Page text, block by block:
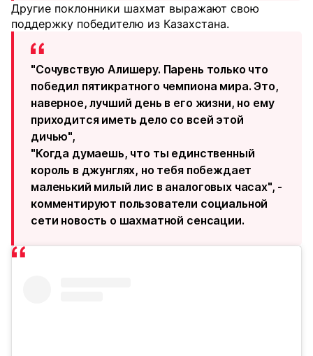
Другие поклонники шахмат выражают свою
поддержку победителю из Казахстана.
"Сочувствую Алишеру. Парень только что
победил пятикратного чемпиона мира. Это,
наверное, лучший день в его жизни, но ему
приходится иметь дело со всей этой
дичью",
"Когда думаешь, что ты единственный
король в джунглях, но тебя побеждает
маленький милый лис в аналоговых часах", -
комментируют пользователи социальной
сети новость о шахматной сенсации.